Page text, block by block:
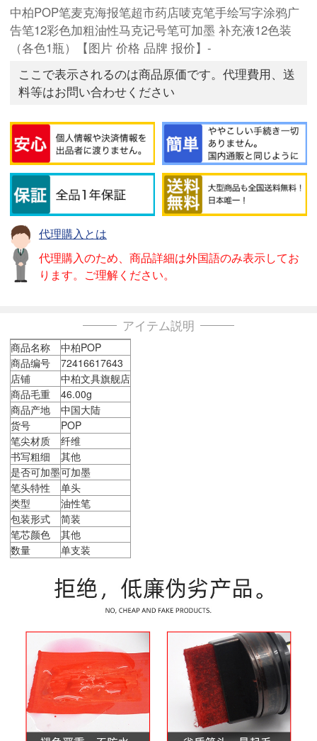
中柏POP笔麦克海报笔超市药店唛克笔手绘写字涂鸦广
告笔12彩色加粗油性马克记号笔可加墨 补充液12色装
（各色1瓶）【图片 价格 品牌 报价】-
ここで表示されるのは商品原価です。代理費用、送
料等はお問い合わせください
代理購入とは
代理購入のため、商品詳細は外国語のみ表示してお
ります。ご理解ください。
アイテム説明
商品名称
中柏POP
商品编号
72416617643
店铺
中柏文具旗舰店
商品毛重
46.00g
商品产地
中国大陆
货号
POP
笔尖材质
纤维
书写粗细
其他
是否可加墨可加墨
笔头特性
单头
类型
油性笔
包装形式
简装
笔芯颜色
其他
数量
单支装